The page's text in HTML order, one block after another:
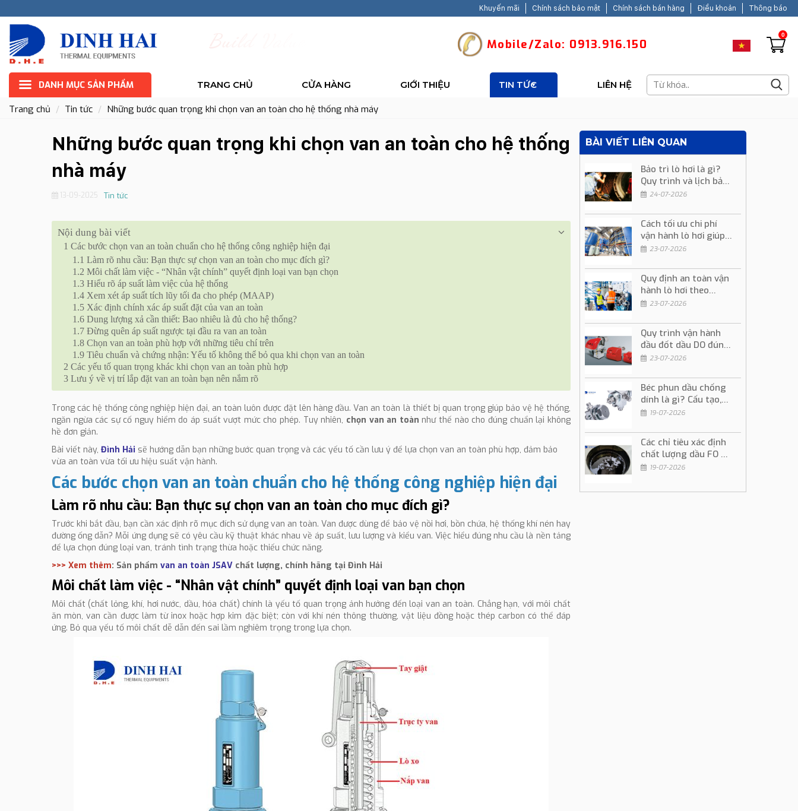
Khuyến mãi Chính sách bảo mật Chính sách bán hàng Điều khoản Thông báo
Mobile/Zalo: 0913.916.150
0
DANH MỤC SẢN PHẨM TRANG CHỦ CỬA HÀNG GIỚI THIỆU TIN TỨC LIÊN HỆ
Trang chủ Tin tức Những bước quan trọng khi chọn van an toàn cho hệ thống nhà máy
Những bước quan trọng khi chọn van an toàn cho hệ thống
nhà máy
13-09-2025 Tin tức
Nội dung bài viết
1 Các bước chọn van an toàn chuẩn cho hệ thống công nghiệp hiện đại
1.1 Làm rõ nhu cầu: Bạn thực sự chọn van an toàn cho mục đích gì?
1.2 Môi chất làm việc - “Nhân vật chính” quyết định loại van bạn chọn
1.3 Hiểu rõ áp suất làm việc của hệ thống
1.4 Xem xét áp suất tích lũy tối đa cho phép (MAAP)
1.5 Xác định chính xác áp suất đặt của van an toàn
1.6 Dung lượng xả cần thiết: Bao nhiêu là đủ cho hệ thống?
1.7 Đừng quên áp suất ngược tại đầu ra van an toàn
1.8 Chọn van an toàn phù hợp với những tiêu chí trên
1.9 Tiêu chuẩn và chứng nhận: Yếu tố không thể bỏ qua khi chọn van an toàn
2 Các yếu tố quan trọng khác khi chọn van an toàn phù hợp
3 Lưu ý về vị trí lắp đặt van an toàn bạn nên nắm rõ
Trong các hệ thống công nghiệp hiện đại, an toàn luôn được đặt lên hàng đầu. Van an toàn là thiết bị quan trọng giúp bảo vệ hệ thống,
ngăn ngừa các sự cố nguy hiểm do áp suất vượt mức cho phép. Tuy nhiên, chọn van an toàn như thế nào cho đúng chuẩn lại không
hề đơn giản.
Bài viết này, Đình Hải sẽ hướng dẫn bạn những bước quan trọng và các yếu tố cần lưu ý để lựa chọn van an toàn phù hợp, đảm bảo
vừa an toàn vừa tối ưu hiệu suất vận hành.
Các bước chọn van an toàn chuẩn cho hệ thống công nghiệp hiện đại
Làm rõ nhu cầu: Bạn thực sự chọn van an toàn cho mục đích gì?
Trước khi bắt đầu, bạn cần xác định rõ mục đích sử dụng van an toàn. Van được dùng để bảo vệ nồi hơi, bồn chứa, hệ thống khí nén hay
đường ống dẫn? Mỗi ứng dụng sẽ có yêu cầu kỹ thuật khác nhau về áp suất, lưu lượng và kiểu van. Việc hiểu đúng nhu cầu là nền tảng
để lựa chọn đúng loại van, tránh tình trạng thừa hoặc thiếu chức năng.
>>> Xem thêm: Sản phẩm van an toàn JSAV chất lượng, chính hãng tại Đình Hải
Môi chất làm việc - “Nhân vật chính” quyết định loại van bạn chọn
Môi chất (chất lỏng, khí, hơi nước, dầu, hóa chất) chính là yếu tố quan trọng ảnh hưởng đến loại van an toàn. Chẳng hạn, với môi chất
ăn mòn, van cần được làm từ inox hoặc hợp kim đặc biệt; còn với khí nén thông thường, vật liệu đồng hoặc thép carbon có thể đáp
ứng. Bỏ qua yếu tố môi chất dễ dẫn đến sai lầm nghiêm trọng trong lựa chọn.
BÀI VIẾT LIÊN QUAN
Bảo trì lò hơi là gì?
Quy trình và lịch bảo
trì định kỳ
24-07-2026
Cách tối ưu chi phí
vận hành lò hơi giúp
giảm chi phí sản xuất
23-07-2026
Quy định an toàn vận
hành lò hơi theo
đúng quy trình kỹ
23-07-2026
Quy trình vận hành
đầu đốt dầu DO đúng
kỹ thuật và an toàn
23-07-2026
Béc phun dầu chống
dính là gì? Cấu tạo,
ứng dụng và cách sử
19-07-2026
Các chỉ tiêu xác định
chất lượng dầu FO và
ý nghĩa trong vận
19-07-2026